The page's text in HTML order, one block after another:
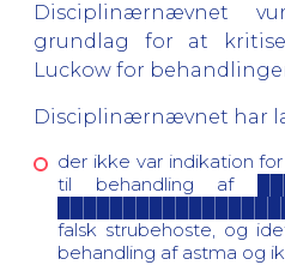
Disciplinærnævnet
grundlag for at
Luckow for
Disciplinærnævnet har
der ikke var indikation
til behandling af
falsk strubehoste, og
behandling af astma og